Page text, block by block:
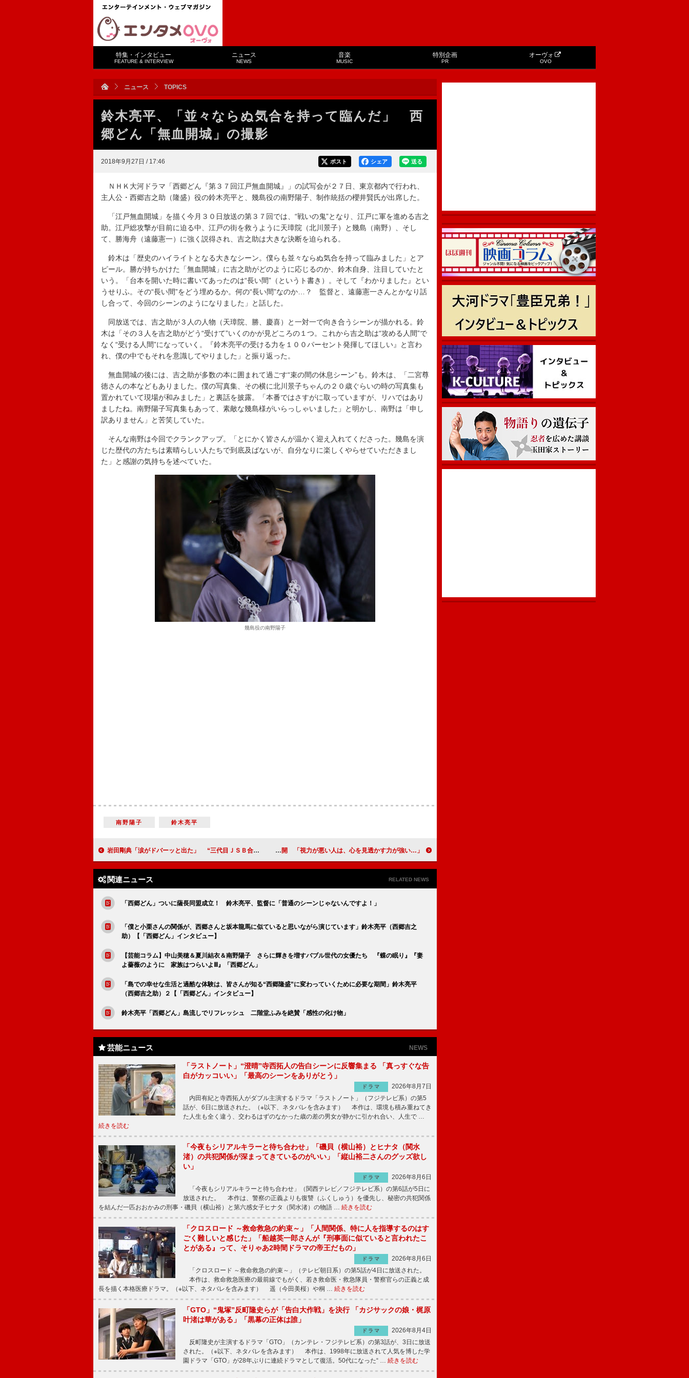
特集・インタビュー
FEATURE & INTERVIEW
ニュース
NEWS
音楽
MUSIC
特別企画
PR
オーヴォ
OVO
ニュース TOPICS
鈴木亮平、「並々ならぬ気合を持って臨んだ」 西
郷どん「無血開城」の撮影
2018年9月27日 / 17:46 送る
シェア
ポスト
ＮＨＫ大河ドラマ「西郷どん『第３７回江戸無血開城』」の試写会が２７日、東京都内で行われ、
主人公・西郷吉之助（隆盛）役の鈴木亮平と、幾島役の南野陽子、制作統括の櫻井賢氏が出席した。
「江戸無血開城」を描く今月３０日放送の第３７回では、“戦いの鬼”となり、江戸に軍を進める吉之
助。江戸総攻撃が目前に迫る中、江戸の街を救うように天璋院（北川景子）と幾島（南野）、そし
て、勝海舟（遠藤憲一）に強く説得され、吉之助は大きな決断を迫られる。
鈴木は「歴史のハイライトとなる大きなシーン。僕らも並々ならぬ気合を持って臨みました」とア
ピール。勝が持ちかけた「無血開城」に吉之助がどのように応じるのか、鈴木自身、注目していたと
いう。「台本を開いた時に書いてあったのは“長い間”（というト書き）。そして『わかりました』とい
うせりふ。その“長い間”をどう埋めるか。何の“長い間”なのか…？ 監督と、遠藤憲一さんとかなり話
し合って、今回のシーンのようになりました」と話した。
同放送では、吉之助が３人の人物（天璋院、勝、慶喜）と一対一で向き合うシーンが描かれる。鈴
木は「その３人を吉之助がどう“受けて”いくのかが見どころの１つ。これから吉之助は“攻める人間”で
なく“受ける人間”になっていく。『鈴木亮平の受ける力を１００パーセント発揮してほしい』と言わ
れ、僕の中でもそれを意識してやりました」と振り返った。
無血開城の後には、吉之助が多数の本に囲まれて過ごす“束の間の休息シーン”も。鈴木は、「二宮尊
徳さんの本などもありました。僕の写真集、その横に北川景子ちゃんの２０歳ぐらいの時の写真集も
置かれていて現場が和みました」と裏話を披露。「本番ではさすがに取っていますが、リハではあり
ましたね。南野陽子写真集もあって、素敵な幾島様がいらっしゃいました」と明かし、南野は「申し
訳ありません」と苦笑していた。
そんな南野は今回でクランクアップ。「とにかく皆さんが温かく迎え入れてくださった。幾島を演
じた歴代の方たちは素晴らしい人たちで到底及ばないが、自分なりに楽しくやらせていただきまし
た」と感謝の気持ちを述べていた。
幾島役の南野陽子
南野陽子 鈴木亮平
岩田剛典「涙がドバーッと出た」 “三代目ＪＳＢ合格”の瞬間を語る 丸山桂里奈、“理想の男性像”に持論を展開 「視力が悪い人は、心を見透かす力が強い…」
関連ニュース RELATED NEWS
「西郷どん」ついに薩長同盟成立！ 鈴木亮平、監督に「普通のシーンじゃないんですよ！」
「僕と小栗さんの関係が、西郷さんと坂本龍馬に似ていると思いながら演じています」鈴木亮平（西郷吉之
助）【「西郷どん」インタビュー】
【芸能コラム】中山美穂＆夏川結衣＆南野陽子 さらに輝きを増すバブル世代の女優たち 『蝶の眠り』『妻
よ薔薇のように 家族はつらいよⅢ』「西郷どん」
「島での幸せな生活と過酷な体験は、皆さんが知る“西郷隆盛”に変わっていくために必要な期間」鈴木亮平
（西郷吉之助）２【「西郷どん」インタビュー】
鈴木亮平「西郷どん」島流しでリフレッシュ 二階堂ふみを絶賛「感性の化け物」
芸能ニュース NEWS
「ラストノート」“澄晴”寺西拓人の告白シーンに反響集まる 「真っすぐな告
白がカッコいい」「最高のシーンをありがとう」
ドラマ
2026年8月7日
内田有紀と寺西拓人がダブル主演するドラマ「ラストノート」（フジテレビ系）の第5
話が、6日に放送された。（※以下、ネタバレを含みます） 本作は、環境も積み重ねてき
た人生も全く違う、交わるはずのなかった歳の差の男女が静かに引かれ合い、人生で …
続きを読む
「今夜もシリアルキラーと待ち合わせ」「磯貝（横山裕）とヒナタ（関水
渚）の共犯関係が深まってきているのがいい」「縦山裕二さんのグッズ欲し
い」
ドラマ
2026年8月6日
「今夜もシリアルキラーと待ち合わせ」（関西テレビ／フジテレビ系）の第6話が5日に
放送された。 本作は、警察の正義よりも復讐（ふくしゅう）を優先し、秘密の共犯関係
を結んだ一匹おおかみの刑事・磯貝（横山裕）と第六感女子ヒナタ（関水渚）の物語 … 続きを読む
「クロスロード ～救命救急の約束～」「人間関係、特に人を指導するのはす
ごく難しいと感じた」「船越英一郎さんが『刑事面に似ていると言われたこ
とがある』って、そりゃあ2時間ドラマの帝王だもの」
ドラマ
2026年8月6日
「クロスロード ～救命救急の約束～」（テレビ朝日系）の第5話が4日に放送された。
本作は、救命救急医療の最前線でもがく、若き救命医・救急隊員・警察官らの正義と成
長を描く本格医療ドラマ。（※以下、ネタバレを含みます） 遥（今田美桜）や桐 … 続きを読む
「GTO」“鬼塚”反町隆史らが「告白大作戦」を決行 「カジサックの娘・梶原
叶渚は華がある」「黒幕の正体は誰」
ドラマ
2026年8月4日
反町隆史が主演するドラマ「GTO」（カンテレ・フジテレビ系）の第3話が、3日に放送
された。（※以下、ネタバレを含みます） 本作は、1998年に放送されて人気を博した学
園ドラマ「GTO」が28年ぶりに連続ドラマとして復活。50代になった“ … 続きを読む